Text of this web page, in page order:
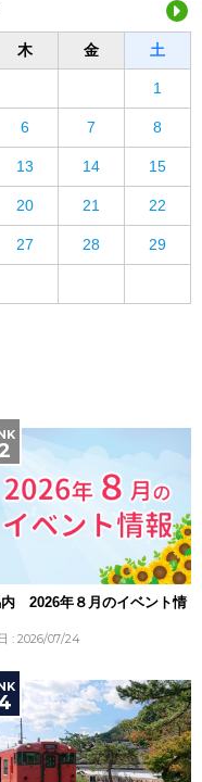
木 金 土
1
6 7 8
13 14 15
20 21 22
27 28 29
2026年８月のイベント情
: 2026/07/24